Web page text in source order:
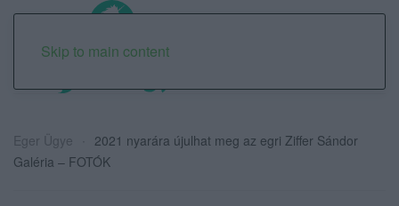
Skip to main content
Eger Ügye
2021 nyarára újulhat meg az egri Ziffer Sándor
Galéria – FOTÓK